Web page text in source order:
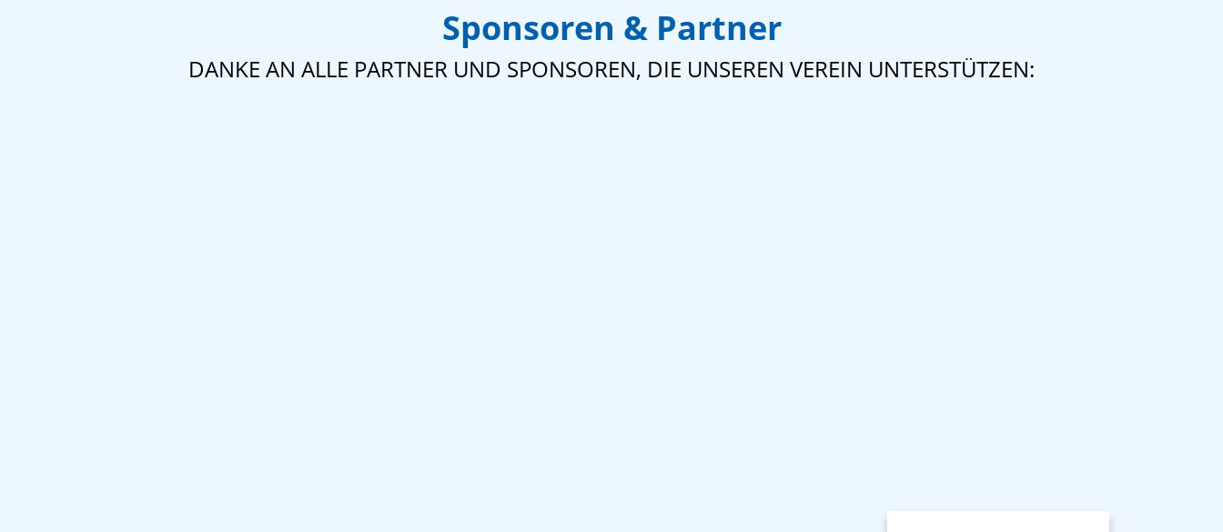
Sponsoren & Partner
DANKE AN ALLE PARTNER UND SPONSOREN, DIE UNSEREN VEREIN UNTERSTÜTZEN: